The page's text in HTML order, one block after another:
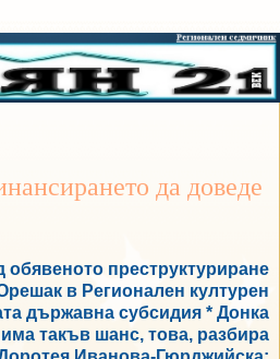
да доведе
обявеното преструктуриране
в Регионален културен
държавна субсидия * Донка
такъв шанс, това, разбира